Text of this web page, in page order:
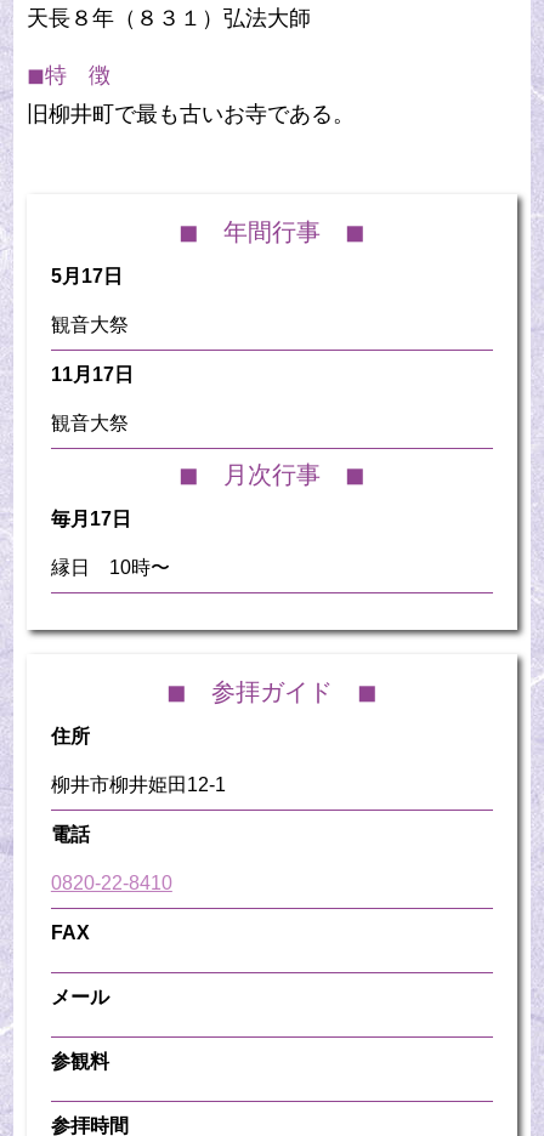
天長８年（８３１）弘法大師
◼︎特 徴
旧柳井町で最も古いお寺である。
◼︎ 年間行事 ◼︎
5月17日
観音大祭
11月17日
観音大祭
◼︎ 月次行事 ◼︎
毎月17日
縁日 10時〜
◼︎ 参拝ガイド ◼︎
住所
柳井市柳井姫田12-1
電話
0820-22-8410
FAX
メール
参観料
参拝時間